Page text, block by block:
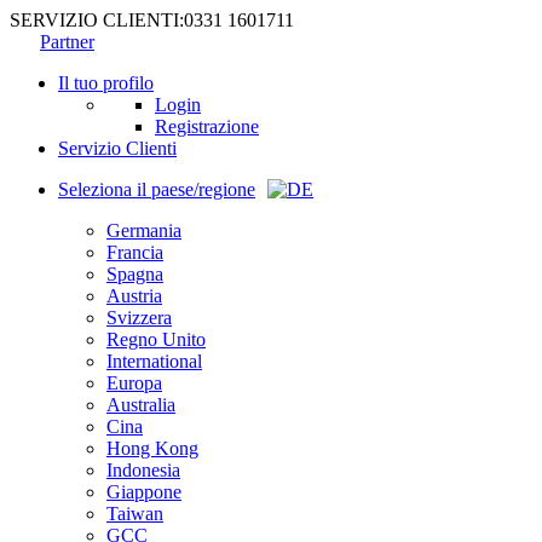
SERVIZIO CLIENTI:0331 1601711
Partner
Il tuo profilo
Login
Registrazione
Servizio Clienti
Seleziona il paese/regione
Germania
Francia
Spagna
Austria
Svizzera
Regno Unito
International
Europa
Australia
Cina
Hong Kong
Indonesia
Giappone
Taiwan
GCC